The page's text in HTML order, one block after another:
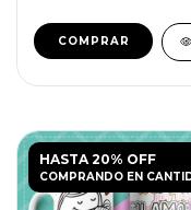
HASTA 20% OFF
COMPRANDO EN